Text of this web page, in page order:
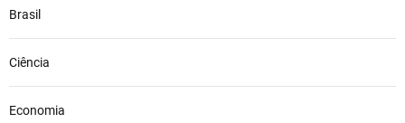
Brasil
Ciência
Economia